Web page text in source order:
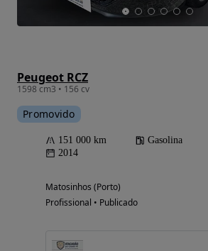
Peugeot RCZ
1598 cm3 • 156 cv
Promovido
151 000 km Gasolina
2014
Matosinhos (Porto)
Profissional • Publicado